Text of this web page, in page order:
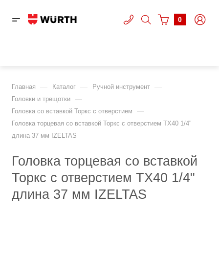
0
Главная — Каталог — Ручной инструмент —
Головки и трещотки —
Головка со вставкой Торкс с отверстием —
Головка торцевая со вставкой Торкс с отверстием TX40 1/4"
длина 37 мм IZELTAS
Головка торцевая со вставкой
Торкс с отверстием TX40 1/4"
длина 37 мм IZELTAS